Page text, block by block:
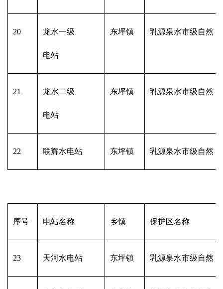
20 龙水一级
电站
东坪镇 乳源泉水市级自然
21 龙水二级
电站
东坪镇 乳源泉水市级自然
22 联辉水电站 东坪镇 乳源泉水市级自然
序号 电站名称 乡镇 保护区名称
23 天河水电站 东坪镇 乳源泉水市级自然